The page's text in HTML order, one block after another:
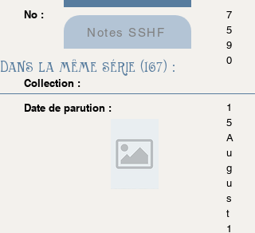
No :
7
5
9
0
Collection :
Date de parution :
1
5
A
u
g
u
s
t
1
Notes SSHF
Dans la même série (167) :